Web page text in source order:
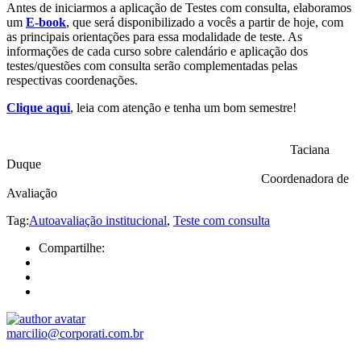
Antes de iniciarmos a aplicação de Testes com consulta, elaboramos
um E-book, que será disponibilizado a vocês a partir de hoje, com
as principais orientações para essa modalidade de teste. As
informações de cada curso sobre calendário e aplicação dos
testes/questões com consulta serão complementadas pelas
respectivas coordenações.
Clique aqui, leia com atenção e tenha um bom semestre!
Taciana
Duque
Coordenadora de
Avaliação
Tag:Autoavaliação institucional, Teste com consulta
Compartilhe:
marcilio@corporati.com.br